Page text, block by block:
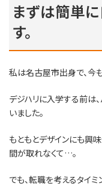
まずは簡単
す。
私は名古屋市出身で、今
デジハリに入学する前は
いました。
もともとデザインにも興
間が取れなくて…。
でも、転職を考えるタイ